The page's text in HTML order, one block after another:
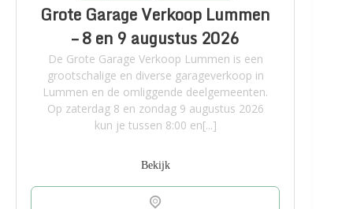
Grote Garage Verkoop Lummen
– 8 en 9 augustus 2026
De Grote Garage Verkoop Lummen is een
grootschalige en diverse garageverkoop in
Lummen en de omliggende deelgemeenten.
Op zaterdag 8 en zondag 9 augustus 2026
kun je tussen 8:00 en[...]
Bekijk